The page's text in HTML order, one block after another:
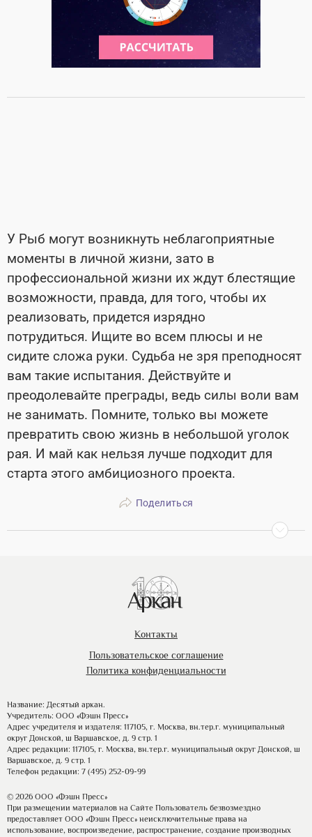
У Рыб могут возникнуть неблагоприятные
моменты в личной жизни, зато в
профессиональной жизни их ждут блестящие
возможности, правда, для того, чтобы их
реализовать, придется изрядно
потрудиться. Ищите во всем плюсы и не
сидите сложа руки. Судьба не зря преподносят
вам такие испытания. Действуйте и
преодолевайте преграды, ведь силы воли вам
не занимать. Помните, только вы можете
превратить свою жизнь в небольшой уголок
рая. И май как нельзя лучше подходит для
старта этого амбициозного проекта.
Поделиться
Контакты
Пользовательское соглашение
Политика конфиденциальности
Название: Десятый аркан.
Учредитель: ООО «Фэшн Пресс»
Адрес учредителя и издателя: 117105, г. Москва, вн.тер.г. муниципальный
округ Донской, ш Варшавское, д. 9 стр. 1
Адрес редакции: 117105, г. Москва, вн.тер.г. муниципальный округ Донской, ш
Варшавское, д. 9 стр. 1
Телефон редакции: 7 (495) 252-09-99
© 2026 ООО «Фэшн Пресс»
При размещении материалов на Сайте Пользователь безвозмездно
предоставляет ООО «Фэшн Пресс» неисключительные права на
использование, воспроизведение, распространение, создание производных